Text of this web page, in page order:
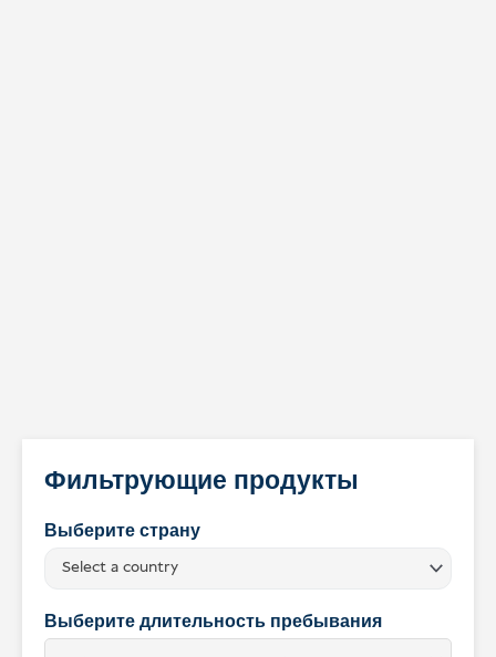
Фильтрующие продукты
Выберите страну
Select a country
Выберите длительность пребывания